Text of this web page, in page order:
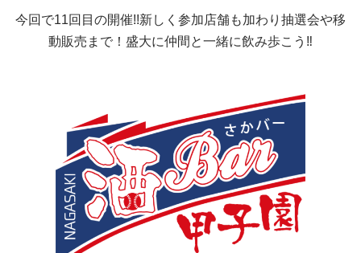
今回で11回目の開催!!新しく参加店舗も加わり抽選会や移
動販売まで！盛大に仲間と一緒に飲み歩こう‼